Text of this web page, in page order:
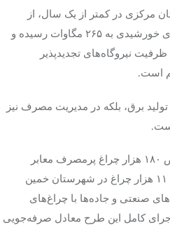
مرکزی در کمتر از یک سال، از
ظرفیت پنج مگاواتی در حوزه انرژی خورشیدی به ۲۶۵ مگاوات رسیده و
تجدیدپذیر
است.
برق، بلکه در مدیریت مصرف نیز
استاندار مرکزی گفت: طرح تعویض ۱۸۰ هزار چراغ پرمصرف معابر
عمومی استان آغاز شده و تاکنون ۱۱ هزار چراغ در شهرستان خمین
صنعتی و جاده‌ها با چراغ‌های
کامل این طرح معادل صرفه‌جویی